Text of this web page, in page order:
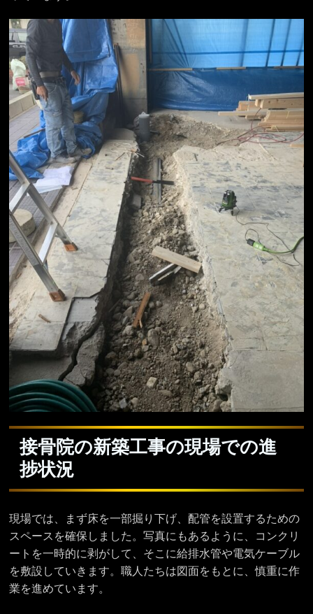
接骨院の新築工事の現場での進
捗状況
現場では、まず床を一部掘り下げ、配管を設置するための
スペースを確保しました。写真にもあるように、コンクリ
ートを一時的に剥がして、そこに給排水管や電気ケーブル
を敷設していきます。職人たちは図面をもとに、慎重に作
業を進めています。